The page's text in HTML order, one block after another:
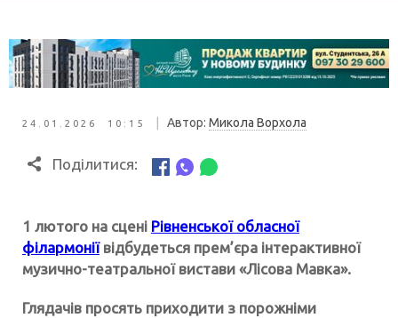
24.01.2026 10:15 Автор: Микола Ворхола
Поділитися:
1 лютого на сцені Рівненської обласної
філармоніївідбудеться прем’єра інтерактивної
музично-театральної вистави «Лісова Мавка».
Глядачів просять приходити з порожніми